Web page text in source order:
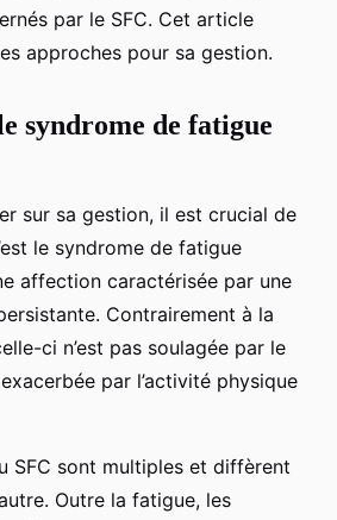
par le SFC. Cet article
approches pour sa gestion.
syndrome de fatigue
sur sa gestion, il est crucial de
le syndrome de fatigue
affection caractérisée par une
Contrairement à la
ci n’est pas soulagée par le
par l’activité physique
SFC sont multiples et diffèrent
Outre la fatigue, les